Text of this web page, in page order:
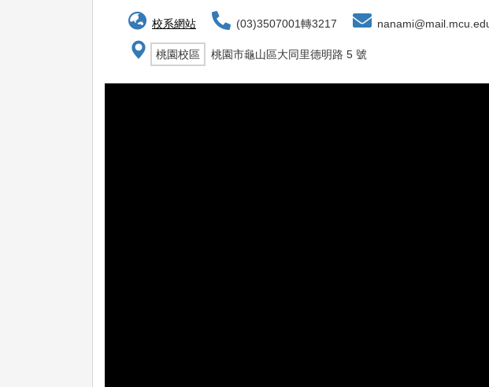
校系網站 (03)3507001轉3217
桃園校區 桃園市龜山區大同里德明路 5 號